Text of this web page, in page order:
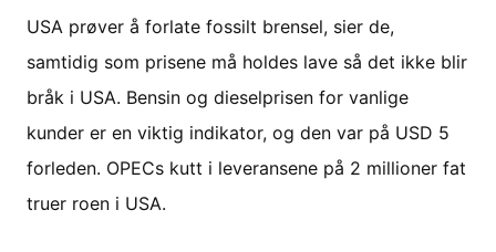
USA prøver å forlate fossilt brensel, sier de,
samtidig som prisene må holdes lave så det ikke blir
bråk i USA. Bensin og dieselprisen for vanlige
kunder er en viktig indikator, og den var på USD 5
forleden. OPECs kutt i leveransene på 2 millioner fat
truer roen i USA.